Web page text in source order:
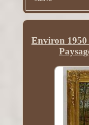
Environ 1950